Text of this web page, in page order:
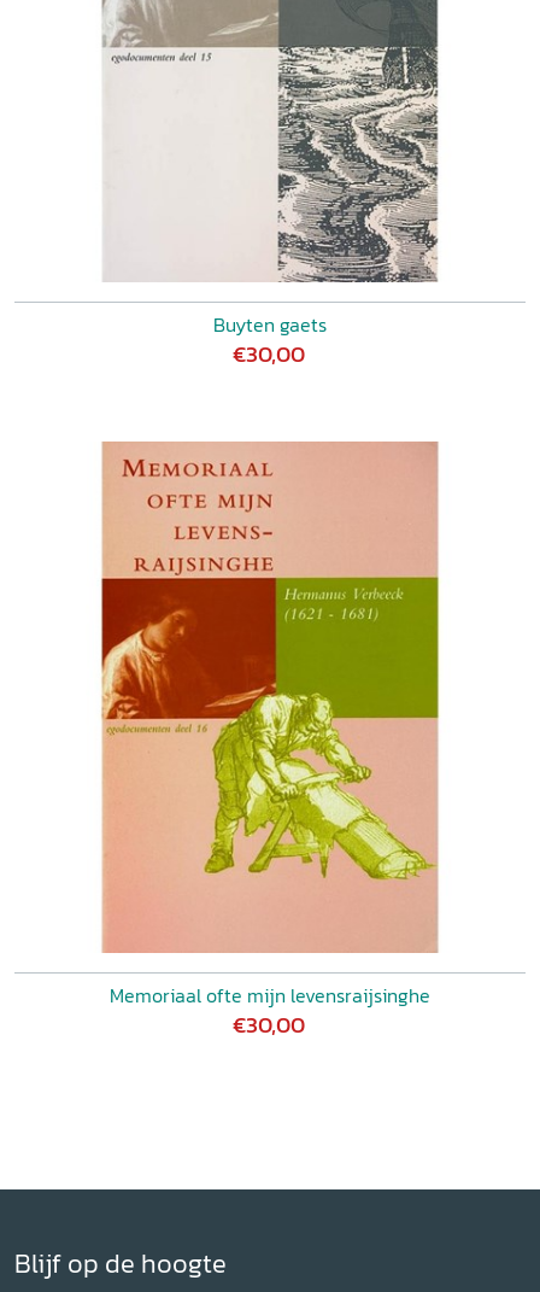
Buyten gaets
€30,00
Memoriaal ofte mijn levensraijsinghe
€30,00
Blijf op de hoogte